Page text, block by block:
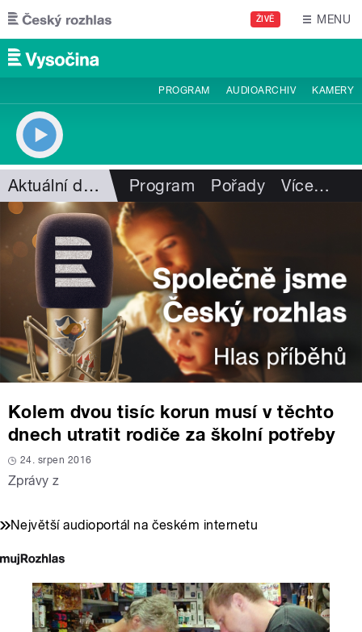
Přejít k hlavnímu obsahu
ŽIVĚ MENU
PROGRAM AUDIOARCHIV KAMERY
Aktuální dění Program Pořady Více…
Kolem dvou tisíc korun musí v těchto
dnech utratit rodiče za školní potřeby
24. srpen 2016
Zprávy z
Největší audioportál na českém internetu